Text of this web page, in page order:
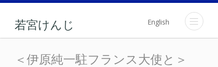
若宮けんじ English
＜伊原純一駐フランス大
＜伊原純一駐フランス大使と＞